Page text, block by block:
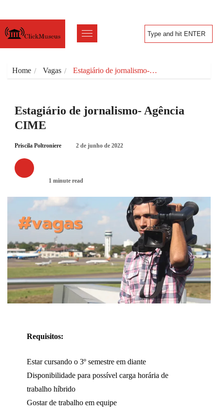
Home Vagas Estagiário de jornalismo-…
Estagiário de jornalismo- Agência
CIME
Priscila Poltroniere 2 de junho de 2022
1 minute read
Requisitos:
Estar cursando o 3º semestre em diante
Disponibilidade para possível carga horária de
trabalho híbrido
Gostar de trabalho em equipe